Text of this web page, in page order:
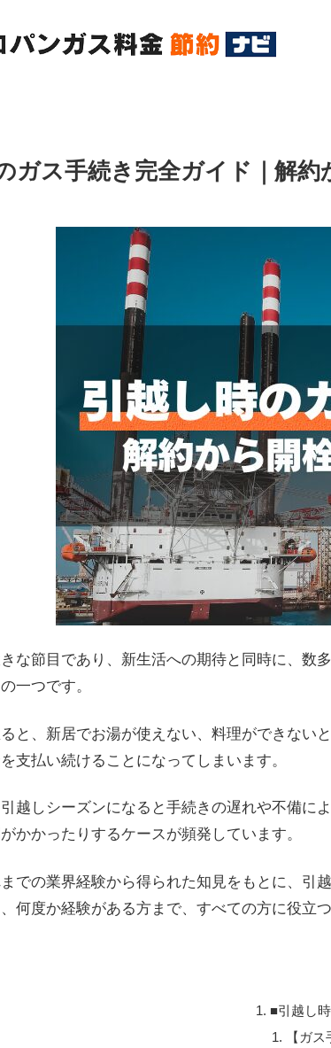
ガス手続き完全ガイド｜解
な節目であり、新生活への期待と同時に、数
一つです。
と、新居でお湯が使えない、料理ができない
支払い続けることになってしまいます。
越しシーズンになると手続きの遅れや不備に
かかったりするケースが頻発しています。
での業界経験から得られた知見をもとに、引
何度か経験がある方まで、すべての方に役立
■引越し
【ガ